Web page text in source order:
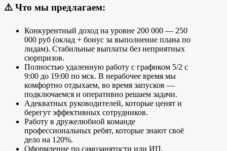
⚠️ Что мы предлагаем:
Конкурентный доход на уровне 200 000 — 250
000 руб (оклад + бонус за выполнение плана по
лидам). Стабильные выплаты без неприятных
сюрпризов.
Полностью удаленную работу с графиком 5/2 с
9:00 до 19:00 по мск. В нерабочее время мы
комфортно отдыхаем, во время запусков —
подключаемся и оперативно решаем задачи.
Адекватных руководителей, которые ценят и
берегут эффективных сотрудников.
Работу в дружелюбной команде
профессиональных ребят, которые знают своё
дело на 120%.
Оформление по самозанятости или ИП.